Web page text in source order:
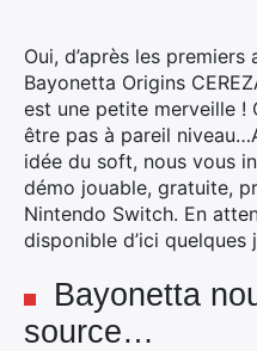
Oui, d’après les
Bayonetta Origins
est une petite merveille !
être pas à pareil niveau…
idée du soft, nous vous
démo jouable, gratuite,
Nintendo Switch. En
disponible d’ici quelques
Bayonetta
source…